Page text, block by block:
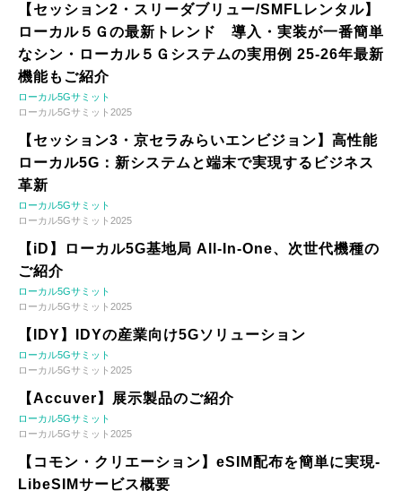
【セッション2・スリーダブリュー/SMFLレンタル】
ローカル５Ｇの最新トレンド 導入・実装が一番簡単
なシン・ローカル５Ｇシステムの実用例 25-26年最新
機能もご紹介
ローカル5Gサミット
ローカル5Gサミット2025
【セッション3・京セラみらいエンビジョン】高性能
ローカル5G：新システムと端末で実現するビジネス
革新
ローカル5Gサミット
ローカル5Gサミット2025
【iD】ローカル5G基地局 All-In-One、次世代機種の
ご紹介
ローカル5Gサミット
ローカル5Gサミット2025
【IDY】IDYの産業向け5Gソリューション
ローカル5Gサミット
ローカル5Gサミット2025
【Accuver】展示製品のご紹介
ローカル5Gサミット
ローカル5Gサミット2025
【コモン・クリエーション】eSIM配布を簡単に実現-
LibeSIMサービス概要